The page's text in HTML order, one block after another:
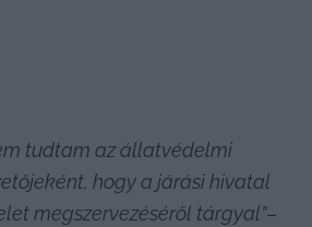
tudtam az állatvédelmi
hogy a járási hivatal
megszervezéséről tárgyal”–